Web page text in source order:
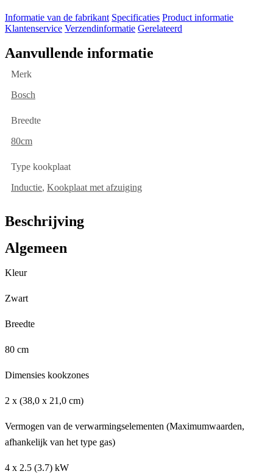
Informatie van de fabrikant Specificaties Product informatie
Klantenservice Verzendinformatie Gerelateerd
Aanvullende informatie
Merk
Bosch
Breedte
80cm
Type kookplaat
Inductie, Kookplaat met afzuiging
Beschrijving
Algemeen
Kleur
Zwart
Breedte
80 cm
Dimensies kookzones
2 x (38,0 x 21,0 cm)
Vermogen van de verwarmingselementen (Maximumwaarden,
afhankelijk van het type gas)
4 x 2.5 (3.7) kW